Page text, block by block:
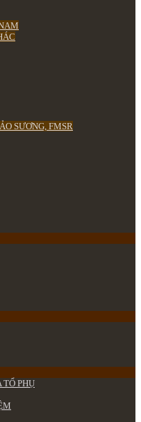
SƯƠNG, FMSR
TỔ PHỤ